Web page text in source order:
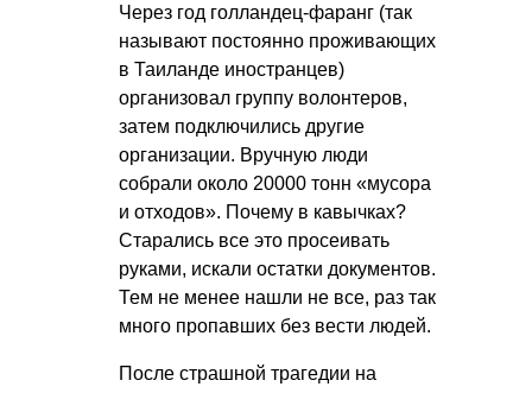
Через год голландец-фаранг (так
называют постоянно проживающих
в Таиланде иностранцев)
организовал группу волонтеров,
затем подключились другие
организации. Вручную люди
собрали около 20000 тонн «мусора
и отходов». Почему в кавычках?
Старались все это просеивать
руками, искали остатки документов.
Тем не менее нашли не все, раз так
много пропавших без вести людей.
После страшной трагедии на